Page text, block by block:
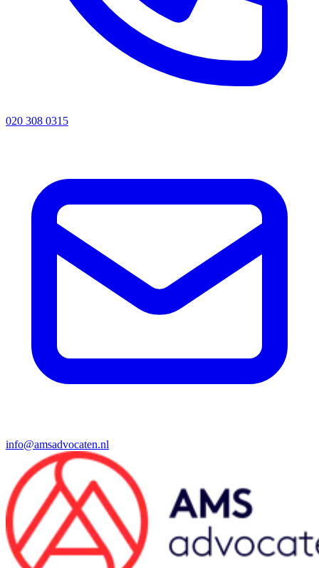
020 308 0315
info@amsadvocaten.nl